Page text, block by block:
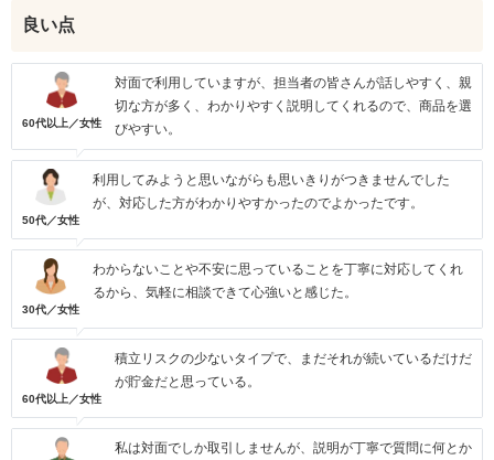
良い点
60代以上／女性
対面で利用していますが、担当者の皆さんが話しやすく、親
切な方が多く、わかりやすく説明してくれるので、商品を選
びやすい。
50代／女性
利用してみようと思いながらも思いきりがつきませんでした
が、対応した方がわかりやすかったのでよかったです。
30代／女性
わからないことや不安に思っていることを丁寧に対応してくれ
るから、気軽に相談できて心強いと感じた。
60代以上／女性
積立リスクの少ないタイプで、まだそれが続いているだけだ
が貯金だと思っている。
私は対面でしか取引しませんが、説明が丁寧で質問に何とか